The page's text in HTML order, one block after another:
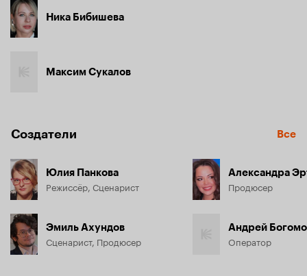
Ника Бибишева
Максим Сукалов
Создатели Все
Юлия Панкова
Режиссёр, Сценарист
Эмиль Ахундов
Сценарист, Продюсер
Александра
Продюсер
Андрей
Оператор